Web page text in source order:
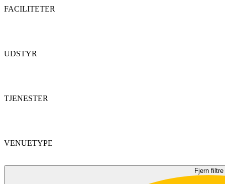
FACILITETER
UDSTYR
TJENESTER
VENUETYPE
Fjern filtre